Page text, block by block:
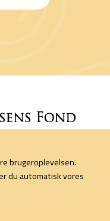
Nielsens Fond og drives
brugeroplevelsen.
du automatisk vores